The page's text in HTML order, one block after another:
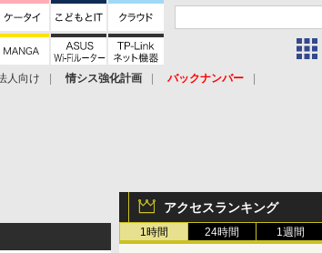
人向け 情シス強化計画
バックナンバー
アクセスランキング
1時間 24時間 1週間